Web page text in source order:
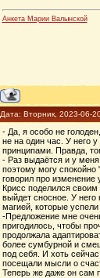
Анкета Марии Валынской
Дата: Вторник, 2023-06-
- Да, я особо не
не на один час. У него
принципами. Правда,
- Раз выдаётся и у
поэтому могу спокойно
говорил про изменение
Крисс поделился своим
выйдет сносное. У
магией, которые
-Предложение мне
пригодилось, чтобы
продолжала
более сумбурной и
под себя. И хоть
посещали мысли о
Теперь же даже он сам